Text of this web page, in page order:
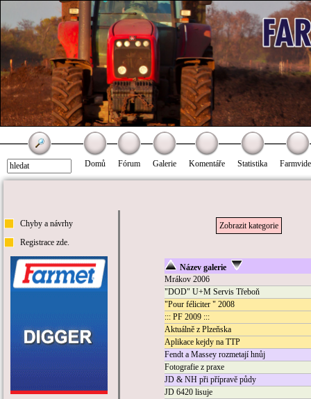
Domů Fórum Galerie Komentáře Statistika
Chyby a návrhy
Registrace zde.
Zobrazit kategorie
Název galerie
Mrákov 2006
"DOD" U+M Servis Třeboň
"Pour féliciter " 2008
::: PF 2009 :::
Aktuálně z Plzeňska
Aplikace kejdy na TTP
Fendt a Massey rozmetají hnůj
Fotografie z praxe
JD & NH při přípravě půdy
JD 6420 lisuje